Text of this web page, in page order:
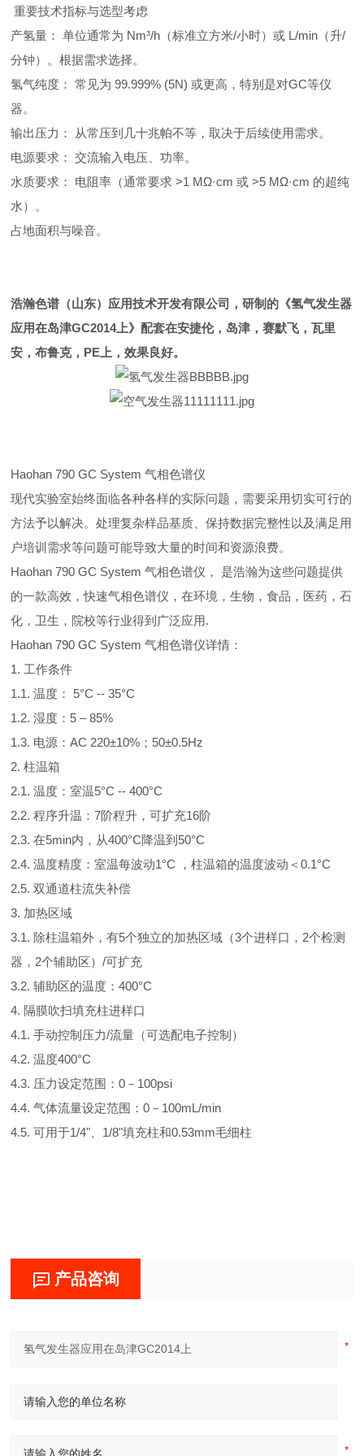
重要技术指标与选型考虑
产氢量： 单位通常为 Nm³/h（标准立方米/小时）或 L/min（升/
分钟）。根据需求选择。
氢气纯度： 常见为 99.999% (5N) 或更高，特别是对GC等仪
器。
输出压力： 从常压到几十兆帕不等，取决于后续使用需求。
电源要求： 交流输入电压、功率。
水质要求： 电阻率（通常要求 >1 MΩ·cm 或 >5 MΩ·cm 的超纯
水）。
占地面积与噪音。
浩瀚色谱（山东）应用技术开发有限公司，研制的《氢气发生器
应用在岛津GC2014上》配套在安捷伦，岛津，赛默飞，瓦里
安，布鲁克，PE上，效果良好。
Haohan 790 GC System 气相色谱仪
现代实验室始终面临各种各样的实际问题，需要采用切实可行的
方法予以解决。处理复杂样品基质、保持数据完整性以及满足用
户培训需求等问题可能导致大量的时间和资源浪费。
Haohan 790 GC System 气相色谱仪， 是浩瀚为这些问题提供
的一款高效，快速气相色谱仪，在环境，生物，食品，医药，石
化，卫生，院校等行业得到广泛应用.
Haohan 790 GC System 气相色谱仪详情：
1. 工作条件
1.1. 温度： 5°C -- 35°C
1.2. 湿度：5 – 85%
1.3. 电源：AC 220±10%；50±0.5Hz
2. 柱温箱
2.1. 温度：室温5°C -- 400°C
2.2. 程序升温：7阶程升，可扩充16阶
2.3. 在5min内，从400°C降温到50°C
2.4. 温度精度：室温每波动1°C ，柱温箱的温度波动＜0.1°C
2.5. 双通道柱流失补偿
3. 加热区域
3.1. 除柱温箱外，有5个独立的加热区域（3个进样口，2个检测
器，2个辅助区）/可扩充
3.2. 辅助区的温度：400°C
4. 隔膜吹扫填充柱进样口
4.1. 手动控制压力/流量（可选配电子控制）
4.2. 温度400°C
4.3. 压力设定范围：0－100psi
4.4. 气体流量设定范围：0－100mL/min
4.5. 可用于1/4"、1/8"填充柱和0.53mm毛细柱
产品咨询